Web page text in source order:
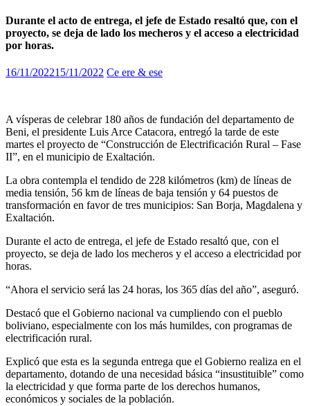
Durante el acto de entrega, el jefe de Estado resaltó que, con el
proyecto, se deja de lado los mecheros y el acceso a electricidad
por horas.
16/11/202215/11/2022 Ce ere & ese
A vísperas de celebrar 180 años de fundación del departamento de
Beni, el presidente Luis Arce Catacora, entregó la tarde de este
martes el proyecto de “Construcción de Electrificación Rural – Fase
II”, en el municipio de Exaltación.
La obra contempla el tendido de 228 kilómetros (km) de líneas de
media tensión, 56 km de líneas de baja tensión y 64 puestos de
transformación en favor de tres municipios: San Borja, Magdalena y
Exaltación.
Durante el acto de entrega, el jefe de Estado resaltó que, con el
proyecto, se deja de lado los mecheros y el acceso a electricidad por
horas.
“Ahora el servicio será las 24 horas, los 365 días del año”, aseguró.
Destacó que el Gobierno nacional va cumpliendo con el pueblo
boliviano, especialmente con los más humildes, con programas de
electrificación rural.
Explicó que esta es la segunda entrega que el Gobierno realiza en el
departamento, dotando de una necesidad básica “insustituible” como
la electricidad y que forma parte de los derechos humanos,
económicos y sociales de la población.